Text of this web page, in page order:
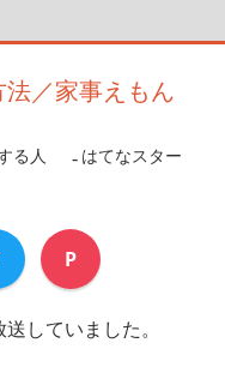
／家事えもん
る人
はてなスター
P
していました。